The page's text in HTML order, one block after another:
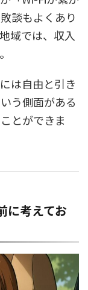
談もよくあり
域では、収入
は自由と引き
う側面がある
とができま
に考えてお